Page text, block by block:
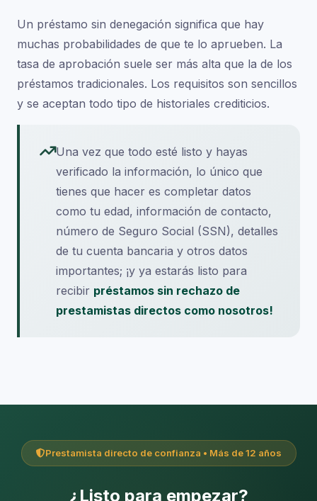
Un préstamo sin denegación significa que hay
muchas probabilidades de que te lo aprueben. La
tasa de aprobación suele ser más alta que la de los
préstamos tradicionales. Los requisitos son sencillos
y se aceptan todo tipo de historiales crediticios.
Una vez que todo esté listo y hayas
verificado la información, lo único que
tienes que hacer es completar datos
como tu edad, información de contacto,
número de Seguro Social (SSN), detalles
de tu cuenta bancaria y otros datos
importantes; ¡y ya estarás listo para
recibir préstamos sin rechazo de
prestamistas directos como nosotros!
Prestamista directo de confianza • Más de 12 años
¿Listo para empezar?